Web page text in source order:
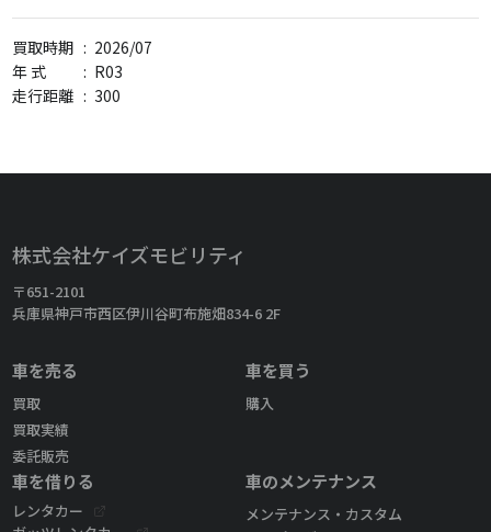
買取時期 : 2026/07
年 式
: R03
走行距離 : 300
株式会社ケイズモビリティ
〒651-2101
兵庫県神戸市西区伊川谷町布施畑834-6 2F
車を売る
買取
買取実績
委託販売
車を買う
購入
車を借りる
レンタカー
車のメンテナンス
メンテナンス・カスタム